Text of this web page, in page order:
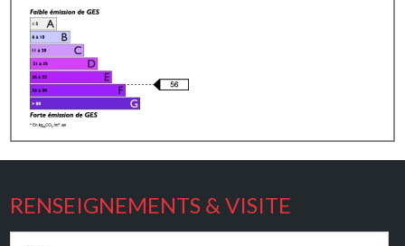
RENSEIGNEMENTS & VISITE